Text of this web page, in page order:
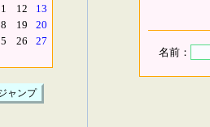
12
13
19
20
26
27
名前：